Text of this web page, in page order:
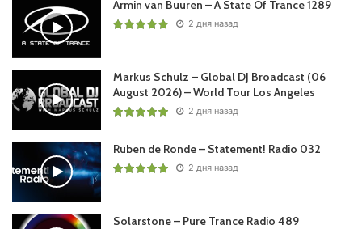
Armin van Buuren – A State Of Trance 1289
2 дня назад
Markus Schulz – Global DJ Broadcast (06
August 2026) – World Tour Los Angeles
2 дня назад
Ruben de Ronde – Statement! Radio 032
2 дня назад
Solarstone – Pure Trance Radio 489